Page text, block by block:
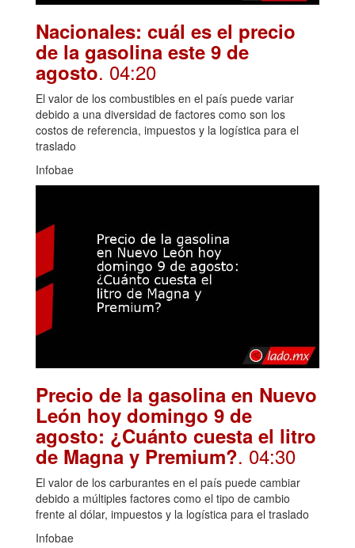
Nacionales: cuál es el precio
de la gasolina este 9 de
agosto. 04:20
El valor de los combustibles en el país puede variar
debido a una diversidad de factores como son los
costos de referencia, impuestos y la logística para el
traslado
Infobae
Precio de la gasolina en Nuevo
León hoy domingo 9 de
agosto: ¿Cuánto cuesta el litro
de Magna y Premium?. 04:30
El valor de los carburantes en el país puede cambiar
debido a múltiples factores como el tipo de cambio
frente al dólar, impuestos y la logística para el traslado
Infobae